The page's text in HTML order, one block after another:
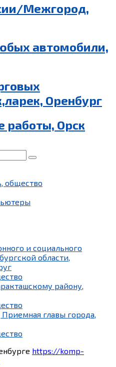
Межгород,
автомобили,
Оренбург
работы, Орск
общество
и социального
области,
району,
главы города,
https://komp-